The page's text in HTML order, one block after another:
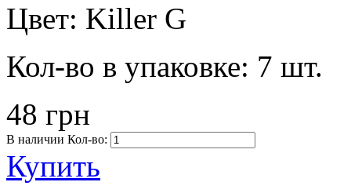
Цвет: Killer G
Кол-во в упаковке: 7 шт.
48 грн
В наличии Кол-во:
Купить